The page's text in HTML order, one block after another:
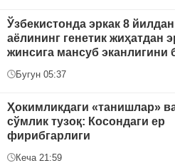
Ўзбекистонда эркак 8
аёлининг генетик жиҳатдан
жинсига мансуб эканлигини
Бугун 05:37
Ҳокимликдаги «танишлар»
сўмлик тузоқ: Косондаги ер
фирибгарлиги
Кеча 21:59